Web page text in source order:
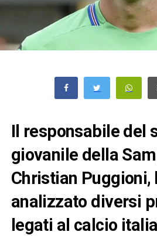
Il responsabile del
giovanile della
Christian Puggioni,
analizzato diversi
legati al calcio